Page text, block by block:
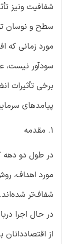
شفافیت ونیز
سطح و نوسان
مورد زمانی که
سودآور نیست،
برخی تأثیرات
پیامدهای
1. مقدمه
در طول دو دهه
مورد اهداف،
شفاف‌تر
در حال اجرا
از اقتصاددانان